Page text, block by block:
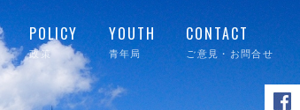
POLICY
政策
YOUTH
青年局
CONTACT
ご意見・お問合せ